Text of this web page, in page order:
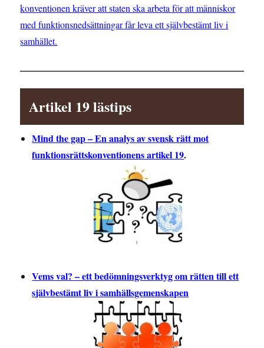
konventionen kräver att staten ska arbeta för att människor
med funktionsnedsättningar får leva ett självbestämt liv i
samhället.
Artikel 19 lästips
Mind the gap – En analys av svensk rätt mot
funktionsrättskonventionens artikel 19.
Vems val? – ett bedömningsverktyg om rätten till ett
självbestämt liv i samhällsgemenskapen